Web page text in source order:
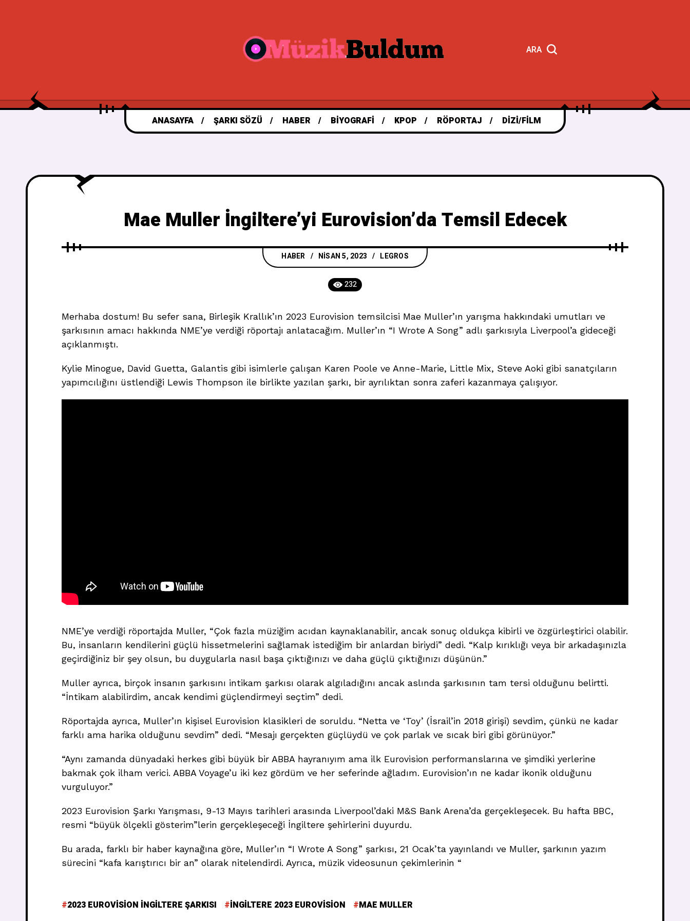
ARA
ANASAYFA ŞARKI SÖZÜ HABER BIYOGRAFI KPOP RÖPORTAJ DIZI/FILM
Mae Muller İngiltere’yi Eurovision’da Temsil Edecek
HABER NISAN 5, 2023 LEGROS
232
Merhaba dostum! Bu sefer sana, Birleşik Krallık’ın 2023 Eurovision temsilcisi Mae Muller’ın yarışma hakkındaki umutları ve
şarkısının amacı hakkında NME’ye verdiği röportajı anlatacağım. Muller’ın “I Wrote A Song” adlı şarkısıyla Liverpool’a gideceği
açıklanmıştı.
Kylie Minogue, David Guetta, Galantis gibi isimlerle çalışan Karen Poole ve Anne-Marie, Little Mix, Steve Aoki gibi sanatçıların
yapımcılığını üstlendiği Lewis Thompson ile birlikte yazılan şarkı, bir ayrılıktan sonra zaferi kazanmaya çalışıyor.
NME’ye verdiği röportajda Muller, “Çok fazla müziğim acıdan kaynaklanabilir, ancak sonuç oldukça kibirli ve özgürleştirici olabilir.
Bu, insanların kendilerini güçlü hissetmelerini sağlamak istediğim bir anlardan biriydi” dedi. “Kalp kırıklığı veya bir arkadaşınızla
geçirdiğiniz bir şey olsun, bu duygularla nasıl başa çıktığınızı ve daha güçlü çıktığınızı düşünün.”
Muller ayrıca, birçok insanın şarkısını intikam şarkısı olarak algıladığını ancak aslında şarkısının tam tersi olduğunu belirtti.
“İntikam alabilirdim, ancak kendimi güçlendirmeyi seçtim” dedi.
Röportajda ayrıca, Muller’ın kişisel Eurovision klasikleri de soruldu. “Netta ve ‘Toy’ (İsrail’in 2018 girişi) sevdim, çünkü ne kadar
farklı ama harika olduğunu sevdim” dedi. “Mesajı gerçekten güçlüydü ve çok parlak ve sıcak biri gibi görünüyor.”
“Aynı zamanda dünyadaki herkes gibi büyük bir ABBA hayranıyım ama ilk Eurovision performanslarına ve şimdiki yerlerine
bakmak çok ilham verici. ABBA Voyage’u iki kez gördüm ve her seferinde ağladım. Eurovision’ın ne kadar ikonik olduğunu
vurguluyor.”
2023 Eurovision Şarkı Yarışması, 9-13 Mayıs tarihleri arasında Liverpool’daki M&S Bank Arena’da gerçekleşecek. Bu hafta BBC,
resmi “büyük ölçekli gösterim”lerin gerçekleşeceği İngiltere şehirlerini duyurdu.
Bu arada, farklı bir haber kaynağına göre, Muller’ın “I Wrote A Song” şarkısı, 21 Ocak’ta yayınlandı ve Muller, şarkının yazım
sürecini “kafa karıştırıcı bir an” olarak nitelendirdi. Ayrıca, müzik videosunun çekimlerinin “
2023 EUROVISION INGILTERE ŞARKISI INGILTERE 2023 EUROVISION MAE MULLER